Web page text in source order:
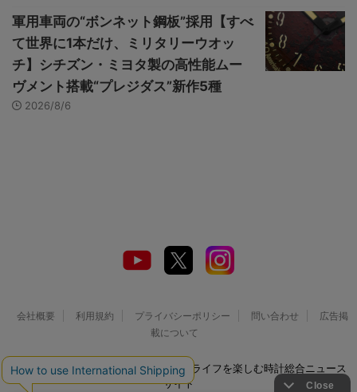
軍用車両の“ボンネット鋼板”採用【すべ
て世界に1本だけ、ミリタリーウオッ
チ】シチズン・ミヨタ製の高性能ムー
ヴメント搭載“プレジダス”新作5種
2026/8/6
会社概要 利用規約 プライバシーポリシー 問い合わせ
広告掲
載について
© 2026 Watch LIFE NEWS｜ウオッチライフを楽しむ時計総合ニュース
サイト